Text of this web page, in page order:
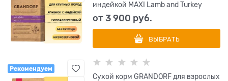
индейкой MAXI Lamb and Turkey
от3 900 руб.
ВЫБРАТЬ
Рекомендуем
Сухой корм GRANDORF для взрослых